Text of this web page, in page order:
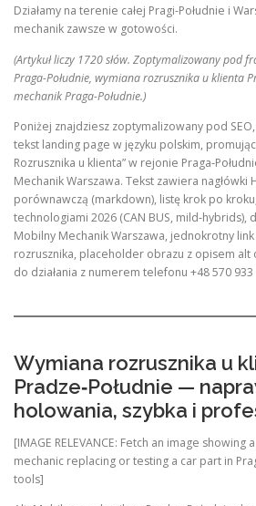
Działamy na terenie całej Pragi-Południe i
mechanik zawsze w gotowości.
(Artykuł liczy 1720 słów. Zoptymalizowany pod
Praga-Południe, wymiana rozrusznika u klienta
mechanik Praga-Południe.)
Poniżej znajdziesz zoptymalizowany pod
tekst landing page w języku polskim,
Rozrusznika u klienta” w rejonie
Mechanik Warszawa. Tekst zawiera nagłówki
porównawczą (markdown), listę krok po
technologiami 2026 (CAN BUS, mild‑hybrids),
Mobilny Mechanik Warszawa, jednokrotny
rozrusznika, placeholder obrazu z opisem alt
do działania z numerem telefonu +48 570 933
Wymiana rozrusznika u
Pradze‑Południe —
holowania, szybka i
[IMAGE RELEVANCE: Fetch an image
mechanic replacing or testing a car part in
tools]